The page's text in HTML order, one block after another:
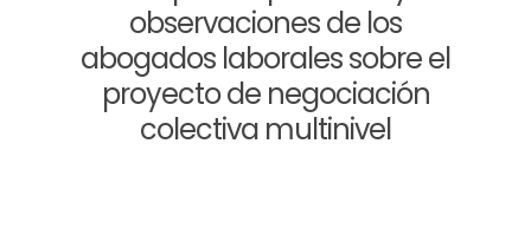
observaciones de los
abogados laborales sobre el
proyecto de negociación
colectiva multinivel